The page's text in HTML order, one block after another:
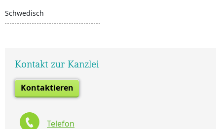
Schwedisch
Kontakt zur Kanzlei
Kontaktieren
Telefon